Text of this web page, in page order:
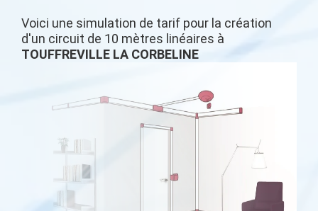
Voici une simulation de tarif pour la création
d'un circuit de 10 mètres linéaires à
TOUFFREVILLE LA CORBELINE